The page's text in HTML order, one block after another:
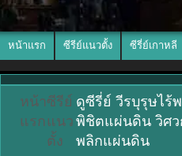
หน้าแรก ซีรีย์แนวตั้ง ซีรี่ย์เกาหลี
หน้า
แรก
ซีรีย์
แนว
ตั้ง
ดูซีรี่ย์ วีรบุรุษไร้
พิชิตแผ่นดิน วิศ
พลิกแผ่นดิน